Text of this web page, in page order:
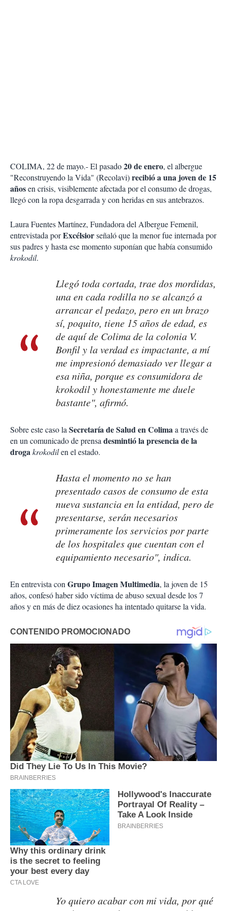
COLIMA, 22 de mayo.- El pasado20 de enero, el albergue
"Reconstruyendo la Vida" (Recolavi)recibió a una joven de 15
añosen crisis, visiblemente afectada por el consumo de drogas,
llegó con la ropa desgarrada y con heridas en sus antebrazos.
Laura Fuentes Martínez, Fundadora del Albergue Femenil,
entrevistada porExcélsiorseñaló que la menor fue internada por
sus padres y hasta ese momento suponían que había consumido
krokodil.
Llegó toda cortada, trae dos mordidas,
una en cada rodilla no se alcanzó a
arrancar el pedazo, pero en un brazo
sí, poquito, tiene 15 años de edad, es
de aquí de Colima de la colonia V.
Bonfil y la verdad es impactante, a mí
me impresionó demasiado ver llegar a
esa niña, porque es consumidora de
krokodily honestamente me duele
bastante", afirmó.
Sobre este caso laSecretaría de Salud en Colimaa través de
en un comunicado de prensadesmintióla presencia de la
drogakrokodilen el estado.
Hasta el momento no se han
presentado casos de consumo de esta
nueva sustancia en la entidad, pero de
presentarse, serán necesarios
primeramente los servicios por parte
de los hospitales que cuentan con el
equipamiento necesario", indica.
En entrevista conGrupo Imagen Multimedia, la joven de 15
años, confesó haber sido víctima de abuso sexual desde los 7
años y en más de diez ocasiones ha intentado quitarse la vida.
Yo quiero acabar con mi vida, por qué